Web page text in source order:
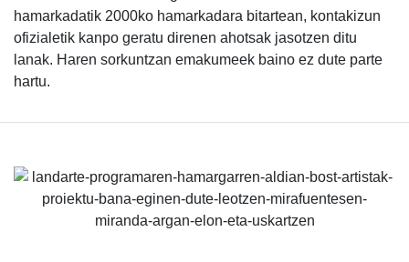
hamarkadatik 2000ko hamarkadara bitartean, kontakizun
ofizialetik kanpo geratu direnen ahotsak jasotzen ditu
lanak. Haren sorkuntzan emakumeek baino ez dute parte
hartu.